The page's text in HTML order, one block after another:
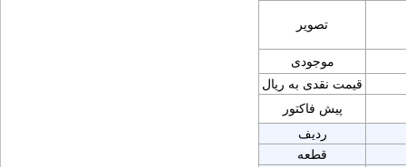
تصویر
موجودی
قیمت نقدی به ریال
پیش فاکتور
ردیف
قطعه